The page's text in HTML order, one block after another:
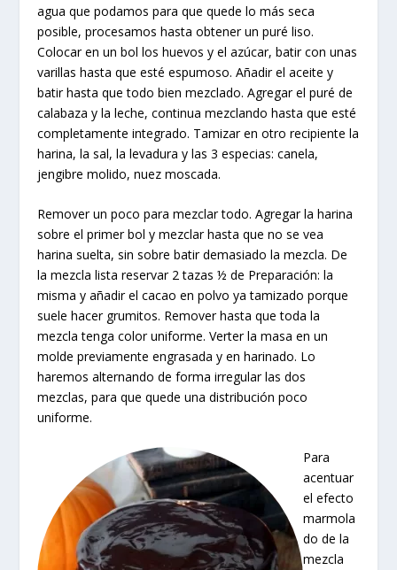
agua que podamos para que quede lo más seca
posible, procesamos hasta obtener un puré liso.
Colocar en un bol los huevos y el azúcar, batir con unas
varillas hasta que esté espumoso. Añadir el aceite y
batir hasta que todo bien mezclado. Agregar el puré de
calabaza y la leche, continua mezclando hasta que esté
completamente integrado. Tamizar en otro recipiente la
harina, la sal, la levadura y las 3 especias: canela,
jengibre molido, nuez moscada.
Remover un poco para mezclar todo. Agregar la harina
sobre el primer bol y mezclar hasta que no se vea
harina suelta, sin sobre batir demasiado la mezcla. De
la mezcla lista reservar 2 tazas ½ de Preparación: la
misma y añadir el cacao en polvo ya tamizado porque
suele hacer grumitos. Remover hasta que toda la
mezcla tenga color uniforme. Verter la masa en un
molde previamente engrasada y en harinado. Lo
haremos alternando de forma irregular las dos
mezclas, para que quede una distribución poco
uniforme.
Para
acentuar
el efecto
marmola
do de la
mezcla